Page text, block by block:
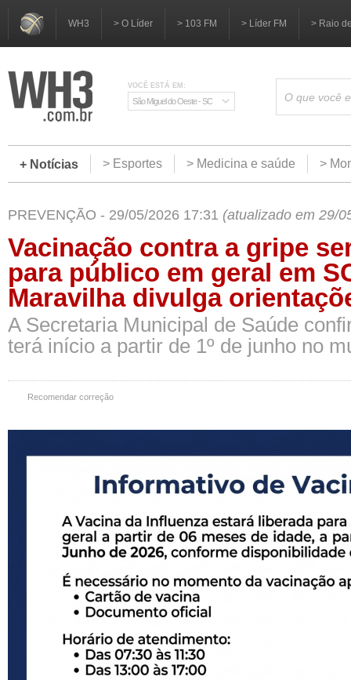
WH3 > O Líder > 103 FM > Líder FM > Raio
VOCÊ ESTÁ EM:
São Miguel do Oeste - SC
+ Notícias > Esportes > Medicina e saúde >
PREVENÇÃO - 29/05/2026 17:31 (atualizado em 29/
Vacinação contra a gripe
para público em geral em
Maravilha divulga
A Secretaria Municipal de Saúde
terá início a partir de 1º de junho no
Recomendar correção